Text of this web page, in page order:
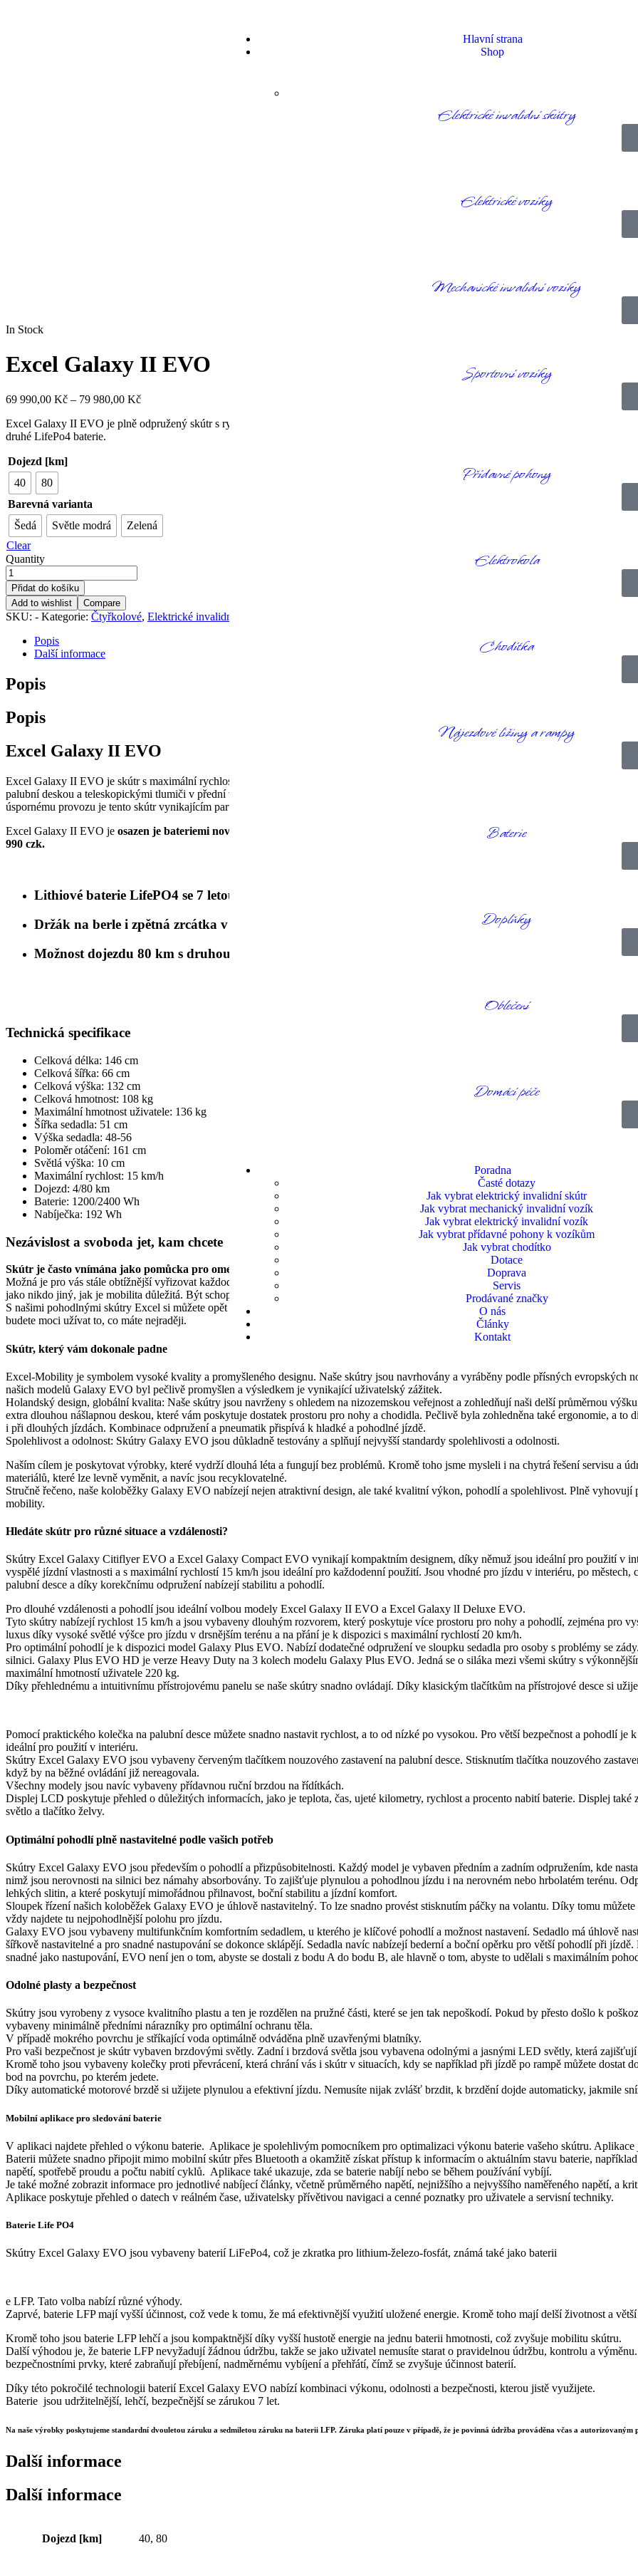
Hlavní strana
Shop
Elektrické invalidní skútry
Elektrické vozíky
Mechanické invalidní vozíky
Sportovní vozíky
Přídavné pohony
Elektrokola
Chodítka
Nájezdové ližiny a rampy
Baterie
Doplňky
Oblečení
Domácí péče
Poradna
Časté dotazy
Jak vybrat elektrický invalidní skútr
Jak vybrat mechanický invalidní vozík
Jak vybrat elektrický invalidní vozík
Jak vybrat přídavné pohony k vozíkům
Jak vybrat chodítko
Dotace
Doprava
Servis
Prodávané značky
O nás
Články
Kontakt
In Stock
Excel Galaxy II EVO
69 990,00 Kč – 79 980,00 Kč
Excel Galaxy II EVO je plně odpružený skútr s rychlostí 15 km/hod a dojezdem až 80 km díky Life PO4 bateriím. Skútr je vhodný na
druhé LifePo4 baterie.
Dojezd [km]
40
80
Barevná varianta
Šedá
Světle modrá
Zelená
Clear
Quantity
Přidat do košíku
Add to wishlist
Compare
SKU: - Kategorie: Čtyřkolové, Elektrické invalidní skútry
Popis
Další informace
Popis
Popis
Excel Galaxy II EVO
Excel Galaxy II EVO je skútr s maximální rychlostí 15 km/h, vybaven velmi pohodlným sedadlem s nastavitelnou opěrkou zad,
palubní deskou a teleskopickými tlumiči v přední vidlici. Jeho dlouhý rozvor vytváří dodatečný prostor pro nohy a proto je ideálním
úspornému provozu je tento skútr vynikajícím partnerem na výlety.
Excel Galaxy II EVO je osazen je bateriemi nové generace LifePo4 (lithium-železo-fosfátová baterie) s dojezdem až 40 km. Pro
990 czk.
Lithiové baterie LifePO4 se 7 letou zárukou
Držák na berle i zpětná zrcátka v ceně
Možnost dojezdu 80 km s druhou baterií
Technická specifikace
Celková délka: 146 cm
Celková šířka: 66 cm
Celková výška: 132 cm
Celková hmotnost: 108 kg
Maximální hmotnost uživatele: 136 kg
Šířka sedadla: 51 cm
Výška sedadla: 48-56
Poloměr otáčení: 161 cm
Světlá výška: 10 cm
Maximální rychlost: 15 km/h
Dojezd: 4/80 km
Baterie: 1200/2400 Wh
Nabíječka: 192 Wh
Nezávislost a svoboda jet, kam chcete
Skútr je často vnímána jako pomůcka pro omezení. Práh rozhodnutí, že skútr je řešením, je často vysoký
Možná je pro vás stále obtížnější vyřizovat každodenní nákupy, rádi byste vyrazili do přírody nebo jste omezeni při podnikání příjemných
jako nikdo jiný, jak je mobilita důležitá. Být schopen samostatně fungovat a pohybovat se, být nezávislý a svobodný a jít tam, kam si
S našimi pohodlnými skútry Excel si můžete opět užívat každodenního života a plně se zapojit do společnosti. Díky různým modelům
budete moci užívat to, co máte nejraději.
Skútr, který vám dokonale padne
Excel-Mobility je symbolem vysoké kvality a promyšleného designu. Naše skútry jsou navrhovány a vyráběny podle přísných evropských
našich modelů Galaxy EVO byl pečlivě promyšlen a výsledkem je vynikající uživatelský zážitek.
Holandský design, globální kvalita: Naše skútry jsou navrženy s ohledem na nizozemskou veřejnost a zohledňují naši delší průměrnou
extra dlouhou nášlapnou deskou, které vám poskytuje dostatek prostoru pro nohy a chodidla. Pečlivě byla zohledněna také ergonomie, a
i při dlouhých jízdách. Kombinace odpružení a pneumatik přispívá k hladké a pohodlné jízdě.
Spolehlivost a odolnost: Skútry Galaxy EVO jsou důkladně testovány a splňují nejvyšší standardy spolehlivosti a odolnosti.
Naším cílem je poskytovat výrobky, které vydrží dlouhá léta a fungují bez problémů. Kromě toho jsme mysleli i na chytrá řešení servisu a
materiálů, které lze levně vyměnit, a navíc jsou recyklovatelné.
Stručně řečeno, naše koloběžky Galaxy EVO nabízejí nejen atraktivní design, ale také kvalitní výkon, pohodlí a spolehlivost. Plně
mobility.
Hledáte skútr pro různé situace a vzdálenosti?
Skútry Excel Galaxy Citiflyer EVO a Excel Galaxy Compact EVO vynikají kompaktním designem, díky němuž jsou ideální pro použití v
vyspělé jízdní vlastnosti a s maximální rychlostí 15 km/h jsou ideální pro každodenní použití. Jsou vhodné pro jízdu v interiéru, po
palubní desce a díky korekčnímu odpružení nabízejí stabilitu a pohodlí.
Pro dlouhé vzdálenosti a pohodlí jsou ideální volbou modely Excel Galaxy II EVO a Excel Galaxy lI Deluxe EVO.
Tyto skútry nabízejí rychlost 15 km/h a jsou vybaveny dlouhým rozvorem, který poskytuje více prostoru pro nohy a pohodlí, zejména pro
luxus díky vysoké světlé výšce pro jízdu v drsnějším terénu a na přání je k dispozici s maximální rychlostí 20 km/h.
Pro optimální pohodlí je k dispozici model Galaxy Plus EVO. Nabízí dodatečné odpružení ve sloupku sedadla pro osoby s problémy se
silnici. Galaxy Plus EVO HD je verze Heavy Duty na 3 kolech modelu Galaxy Plus EVO. Jedná se o siláka mezi všemi skútry s
maximální hmotností uživatele 220 kg.
Díky přehlednému a intuitivnímu přístrojovému panelu se naše skútry snadno ovládají. Díky klasickým tlačítkům na přístrojové desce si
Pomocí praktického kolečka na palubní desce můžete snadno nastavit rychlost, a to od nízké po vysokou. Pro větší bezpečnost a pohodlí
ideální pro použití v interiéru.
Skútry Excel Galaxy EVO jsou vybaveny červeným tlačítkem nouzového zastavení na palubní desce. Stisknutím tlačítka nouzového
když by na běžné ovládání již nereagovala.
Všechny modely jsou navíc vybaveny přídavnou ruční brzdou na řídítkách.
Displej LCD poskytuje přehled o důležitých informacích, jako je teplota, čas, ujeté kilometry, rychlost a procento nabití baterie. Displej také
světlo a tlačítko želvy.
Optimální pohodlí plně nastavitelné podle vašich potřeb
Skútry Excel Galaxy EVO jsou především o pohodlí a přizpůsobitelnosti. Každý model je vybaven předním a zadním odpružením, kde
nimž jsou nerovnosti na silnici bez námahy absorbovány. To zajišťuje plynulou a pohodlnou jízdu i na nerovném nebo hrbolatém terénu.
lehkých slitin, a které poskytují mimořádnou přilnavost, boční stabilitu a jízdní komfort.
Sloupek řízení našich koloběžek Galaxy EVO je úhlově nastavitelný. To lze snadno provést stisknutím páčky na volantu. Díky tomu
vždy najdete tu nejpohodlnější polohu pro jízdu.
Galaxy EVO jsou vybaveny multifunkčním komfortním sedadlem, u kterého je klíčové pohodlí a možnost nastavení. Sedadlo má úhlově
šířkově nastavitelné a pro snadné nastupování se dokonce sklápějí. Sedadla navíc nabízejí bederní a boční opěrku pro větší pohodlí při
snadné jako nastupování, EVO není jen o tom, abyste se dostali z bodu A do bodu B, ale hlavně o tom, abyste to udělali s maximálním
Odolné plasty a bezpečnost
Skútry jsou vyrobeny z vysoce kvalitního plastu a ten je rozdělen na pružné části, které se jen tak nepoškodí. Pokud by přesto došlo k
vybaveny minimálně předními nárazníky pro optimální ochranu těla.
V případě mokrého povrchu je stříkající voda optimálně odváděna plně uzavřenými blatníky.
Pro vaši bezpečnost je skútr vybaven brzdovými světly. Zadní i brzdová světla jsou vybavena odolnými a jasnými LED světly, která
Kromě toho jsou vybaveny kolečky proti převrácení, která chrání vás i skútr v situacích, kdy se například při jízdě po rampě můžete dostat
bod na povrchu, po kterém jedete.
Díky automatické motorové brzdě si užijete plynulou a efektivní jízdu. Nemusíte nijak zvlášť brzdit, k brzdění dojde automaticky, jakmile
Mobilní aplikace pro sledování baterie
V aplikaci najdete přehled o výkonu baterie. Aplikace je spolehlivým pomocníkem pro optimalizaci výkonu baterie vašeho skútru.
Baterii můžete snadno připojit mimo mobilní skútr přes Bluetooth a okamžitě získat přístup k informacím o aktuálním stavu baterie,
napětí, spotřebě proudu a počtu nabití cyklů. Aplikace také ukazuje, zda se baterie nabíjí nebo se během používání vybíjí.
Je také možné zobrazit informace pro jednotlivé nabíjecí články, včetně průměrného napětí, nejnižšího a nejvyššího naměřeného napětí, a
Aplikace poskytuje přehled o datech v reálném čase, uživatelsky přívětivou navigaci a cenné poznatky pro uživatele a servisní techniky.
Baterie Life PO4
Skútry Excel Galaxy EVO jsou vybaveny baterií LiFePo4, což je zkratka pro lithium-železo-fosfát, známá také jako baterii
e LFP. Tato volba nabízí různé výhody.
Zaprvé, baterie LFP mají vyšší účinnost, což vede k tomu, že má efektivnější využití uložené energie. Kromě toho mají delší životnost a
Kromě toho jsou baterie LFP lehčí a jsou kompaktnější díky vyšší hustotě energie na jednu baterii hmotnosti, což zvyšuje mobilitu skútru.
Další výhodou je, že baterie LFP nevyžadují žádnou údržbu, takže se jako uživatel nemusíte starat o pravidelnou údržbu, kontrolu a
bezpečnostními prvky, které zabraňují přebíjení, nadměrnému vybíjení a přehřátí, čímž se zvyšuje účinnost baterií.
Díky této pokročilé technologii baterií Excel Galaxy EVO nabízí kombinaci výkonu, odolnosti a bezpečnosti, kterou jistě využijete.
Baterie jsou udržitelnější, lehčí, bezpečnější se zárukou 7 let.
Na naše výrobky poskytujeme standardní dvouletou záruku a sedmiletou záruku na baterii LFP. Záruka platí pouze v případě, že je povinná údržba prováděna včas a autorizovaným
Další informace
Další informace
Dojezd [km] 40, 80